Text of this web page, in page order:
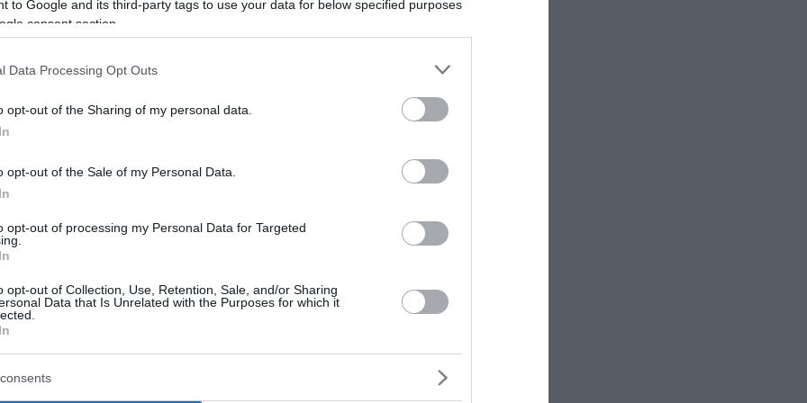
to Google and its third-party tags to use your data for below specified purposes
consent section.
Data Processing Opt Outs
opt-out of the Sharing of my personal data.
opt-out of the Sale of my Personal Data.
opt-out of processing my Personal Data for Targeted
opt-out of Collection, Use, Retention, Sale, and/or Sharing
Data that Is Unrelated with the Purposes for which it
ο Πάνος
υπέρταση και τάση
μεταφέρθηκε αργά το
ο Πάνος Ρούτσι. Ο
22χρονου Ντένις που
δυστύχημα των Τεμπών
Πάνος Ρούτσι: “Έδωσα
τους βάλω όλους φυλακή”
Λίγα 24ωρα μετά την ολοκλήρωση της
Ρούτσι μίλησε στην Αναστασία Γιάμαλη